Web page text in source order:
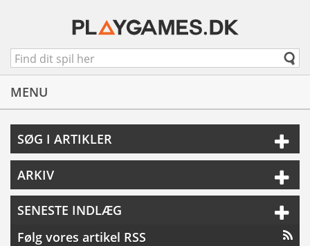
MENU
SØG I ARTIKLER
ARKIV
SENESTE INDLÆG
Følg vores artikel RSS